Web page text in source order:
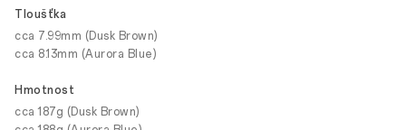
Tloušťka
cca 7.99mm (Dusk Brown)
cca 8.13mm (Aurora Blue)
Hmotnost
cca 187g (Dusk Brown)